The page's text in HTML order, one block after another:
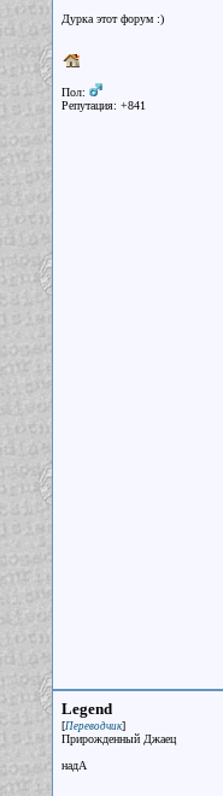
Дурка этот форум :)
Пол:
Репутация: +841
Legend
[Переводчик]
Прирожденный Джаец
надА